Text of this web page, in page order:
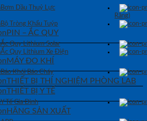
Bơm Dầu Thuỷ Lực
Răng)
Bộ Tròng Khẩu Tuýp
PIN – ẮC QUY
Ắc Quy Lithium Solar
Ắc Quy Lithium Xe Điện
MÁY ĐO KHÍ
Báo Khói Báo Cháy
THIẾT BỊ THÍ NGHIỆM PHÒNG LAB
THIẾT BỊ Y TẾ
Y Tế Gia Đình
HÃNG SẢN XUẤT